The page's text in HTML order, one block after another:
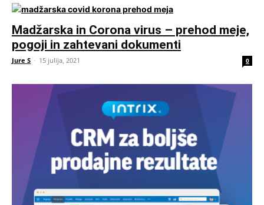
Madžarska in Corona virus – prehod meje,
pogoji in zahtevani dokumenti
Jure S - 15 julija, 2021 0